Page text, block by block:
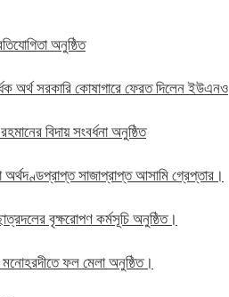
অনুষ্ঠিত
অর্থ সরকারি কোষাগারে ফেরত দিলেন ইউএনও
বিদায় সংবর্ধনা অনুষ্ঠিত
সাজাপ্রাপ্ত আসামি গ্রেপ্তার।
বৃক্ষরোপণ কর্মসূচি অনুষ্ঠিত।
ফল মেলা অনুষ্ঠিত।